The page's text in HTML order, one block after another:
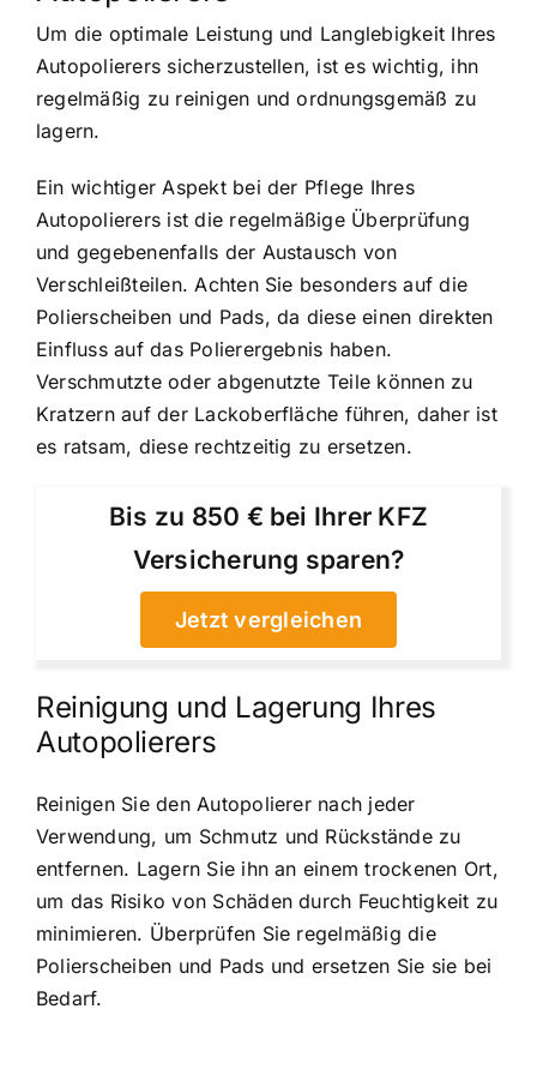
Um die optimale Leistung und Langlebigkeit Ihres
Autopolierers sicherzustellen, ist es wichtig, ihn
regelmäßig zu reinigen und ordnungsgemäß zu
lagern.
Ein wichtiger Aspekt bei der Pflege Ihres
Autopolierers ist die regelmäßige Überprüfung
und gegebenenfalls der Austausch von
Verschleißteilen. Achten Sie besonders auf die
Polierscheiben und Pads, da diese einen direkten
Einfluss auf das Polierergebnis haben.
Verschmutzte oder abgenutzte Teile können zu
Kratzern auf der Lackoberfläche führen, daher ist
es ratsam, diese rechtzeitig zu ersetzen.
Bis zu 850 € bei Ihrer KFZ
Versicherung sparen?
Jetzt vergleichen
Reinigung und Lagerung Ihres
Autopolierers
Reinigen Sie den Autopolierer nach jeder
Verwendung, um Schmutz und Rückstände zu
entfernen. Lagern Sie ihn an einem trockenen Ort,
um das Risiko von Schäden durch Feuchtigkeit zu
minimieren. Überprüfen Sie regelmäßig die
Polierscheiben und Pads und ersetzen Sie sie bei
Bedarf.